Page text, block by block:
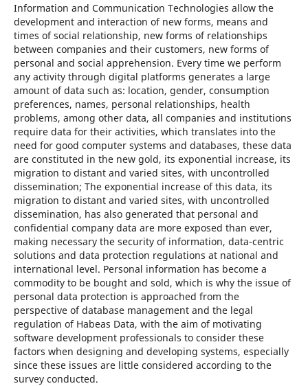
Information and Communication Technologies allow the
development and interaction of new forms, means and
times of social relationship, new forms of relationships
between companies and their customers, new forms of
personal and social apprehension. Every time we perform
any activity through digital platforms generates a large
amount of data such as: location, gender, consumption
preferences, names, personal relationships, health
problems, among other data, all companies and institutions
require data for their activities, which translates into the
need for good computer systems and databases, these data
are constituted in the new gold, its exponential increase, its
migration to distant and varied sites, with uncontrolled
dissemination; The exponential increase of this data, its
migration to distant and varied sites, with uncontrolled
dissemination, has also generated that personal and
confidential company data are more exposed than ever,
making necessary the security of information, data-centric
solutions and data protection regulations at national and
international level. Personal information has become a
commodity to be bought and sold, which is why the issue of
personal data protection is approached from the
perspective of database management and the legal
regulation of Habeas Data, with the aim of motivating
software development professionals to consider these
factors when designing and developing systems, especially
since these issues are little considered according to the
survey conducted.